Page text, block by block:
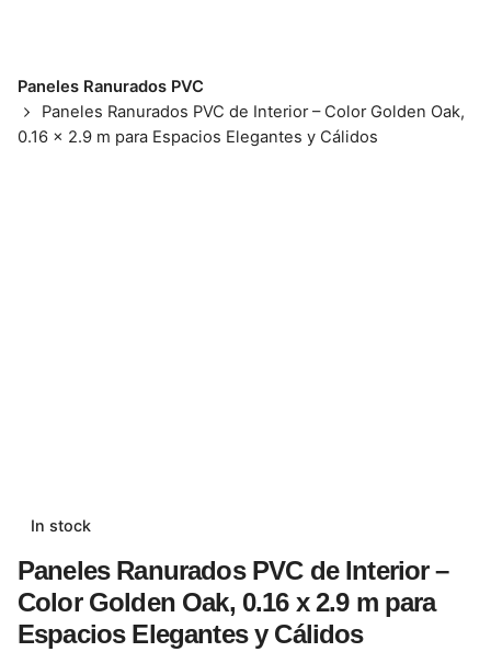
Paneles Ranurados PVC
Paneles Ranurados PVC de Interior – Color Golden Oak,
0.16 x 2.9 m para Espacios Elegantes y Cálidos
In stock
Paneles Ranurados PVC de Interior –
Color Golden Oak, 0.16 x 2.9 m para
Espacios Elegantes y Cálidos